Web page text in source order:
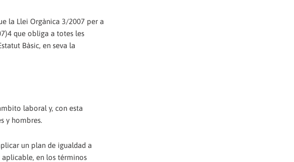
la Llei Orgànica 3/2007 per a
que obliga a totes les
Bàsic, en seva la
laboral y, con esta
y hombres.
un plan de igualdad a
en los términos